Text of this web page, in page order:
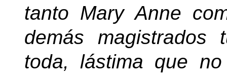
tanto Mary Anne
demás magistrados
toda, lástima que